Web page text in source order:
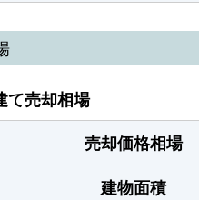
て売却相場
売却価格相場
建物面積